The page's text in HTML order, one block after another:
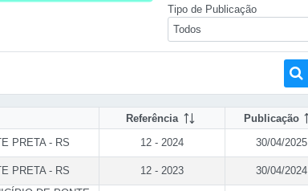
Tipo de Publicação
Todos
Referência Publicação
PRETA - RS
12 - 2024 30/04/2025
PRETA - RS 12 - 2023 30/04/2024